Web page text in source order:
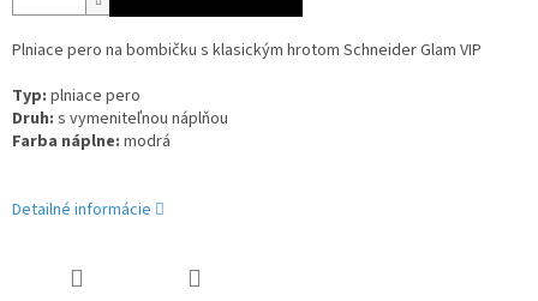
Plniace pero na bombičku s klasickým hrotom Schneider Glam VIP
Typ: plniace pero
Druh: s vymeniteľnou náplňou
Farba náplne: modrá
Detailné informácie